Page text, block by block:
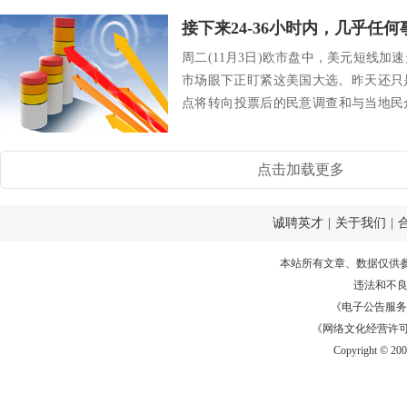
周二(11月3日)欧市盘中，美元短线加
市场眼下正盯紧这美国大选。昨天还
点将转向投票后的民意调查和与当地
点击加载更多
诚聘英才 关于我们
本站所有文章、数据仅供
违法和不
《电子公告服务
《网络文化经营许
Copyright ©